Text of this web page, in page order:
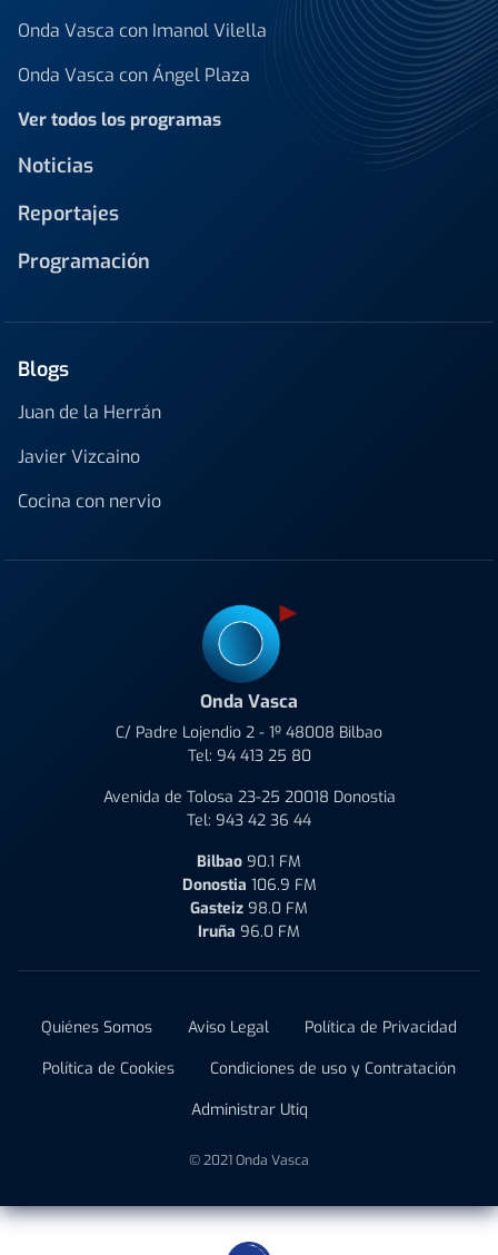
Onda Vasca con Imanol Vilella
Onda Vasca con Ángel Plaza
Ver todos los programas
Noticias
Reportajes
Programación
Blogs
Juan de la Herrán
Javier Vizcaino
Cocina con nervio
Onda Vasca
C/ Padre Lojendio 2 - 1º 48008 Bilbao
Tel: 94 413 25 80
Avenida de Tolosa 23-25 20018 Donostia
Tel: 943 42 36 44
Bilbao 90.1 FM
Donostia 106.9 FM
Gasteiz 98.0 FM
Iruña 96.0 FM
Quiénes Somos Aviso Legal
Política de Privacidad
Política de Cookies
Condiciones de uso y Contratación
Administrar Utiq
© 2021 Onda Vasca